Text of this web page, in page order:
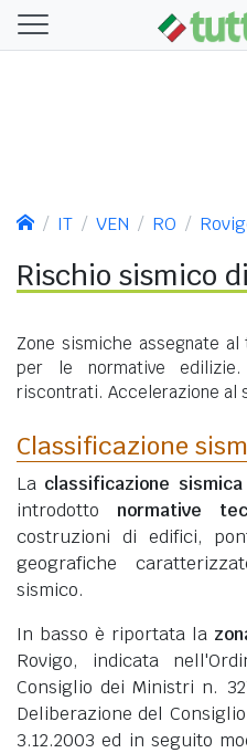
IT VEN RO
Rischio sismico
Zone sismiche assegnate
per le normative edilizie.
riscontrati. Accelerazione al
Classificazione
La classificazione sismica
introdotto normative
costruzioni di edifici,
geografiche
sismico.
In basso è riportata la
Rovigo, indicata
Consiglio dei Ministri n.
Deliberazione del
3.12.2003 ed in seguito